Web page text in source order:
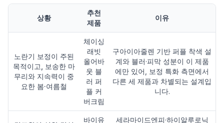
상황
추천
제품
이유
노란기 보정이 주된
목적이고, 보송한 마
무리와 지속력이 중
요한 봄·여름철
체이싱
래빗
올어바
웃 블
러 퍼
플 커
버크림
구아이아줄렌 기반 퍼플 착색 설
계와 블러·피막 성분이 이 제품
에만 있어, 보정 특화 측면에서
다른 세 제품과 차별되는 설계입
니다.
바이유
세라마이드엔피·하이알루로닉